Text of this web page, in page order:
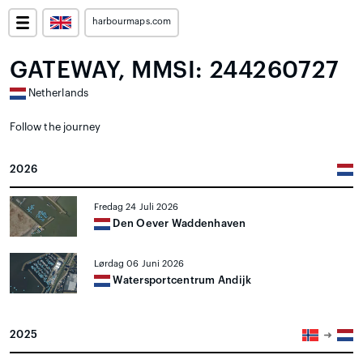
harbourmaps.com
GATEWAY, MMSI: 244260727
Netherlands
Follow the journey
2026
Fredag 24 Juli 2026
Den Oever Waddenhaven
Lørdag 06 Juni 2026
Watersportcentrum Andijk
2025